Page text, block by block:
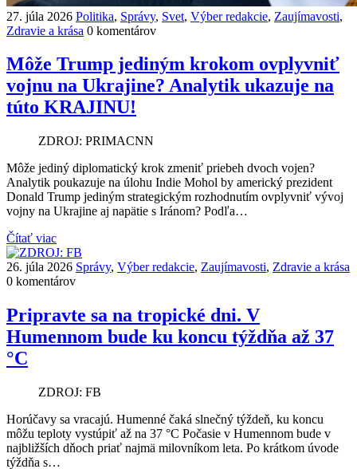
27. júla 2026 Politika, Správy, Svet, Výber redakcie, Zaujímavosti,
Zdravie a krása 0 komentárov
Môže Trump jediným krokom ovplyvniť
vojnu na Ukrajine? Analytik ukazuje na
túto KRAJINU!
ZDROJ: PRIMACNN
Môže jediný diplomatický krok zmeniť priebeh dvoch vojen?
Analytik poukazuje na úlohu Indie Mohol by americký prezident
Donald Trump jediným strategickým rozhodnutím ovplyvniť vývoj
vojny na Ukrajine aj napätie s Iránom? Podľa…
Čítať viac
26. júla 2026 Správy, Výber redakcie, Zaujímavosti, Zdravie a krása
0 komentárov
Pripravte sa na tropické dni. V
Humennom bude ku koncu týždňa až 37
°C
ZDROJ: FB
Horúčavy sa vracajú. Humenné čaká slnečný týždeň, ku koncu
môžu teploty vystúpiť až na 37 °C Počasie v Humennom bude v
najbližších dňoch priať najmä milovníkom leta. Po krátkom úvode
týždňa s…